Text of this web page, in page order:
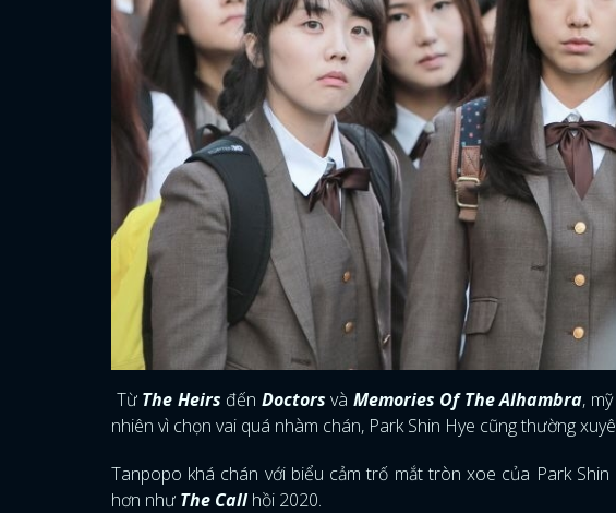
TừThe Heirs đến Doctors và Memories Of The Alhambra,
nhiên vì chọn vai quá nhàm chán, Park Shin Hye cũng thường
Tanpopo khá chán với biểu cảm trố mắt tròn xoe của Park
hơn như The Callhồi 2020.